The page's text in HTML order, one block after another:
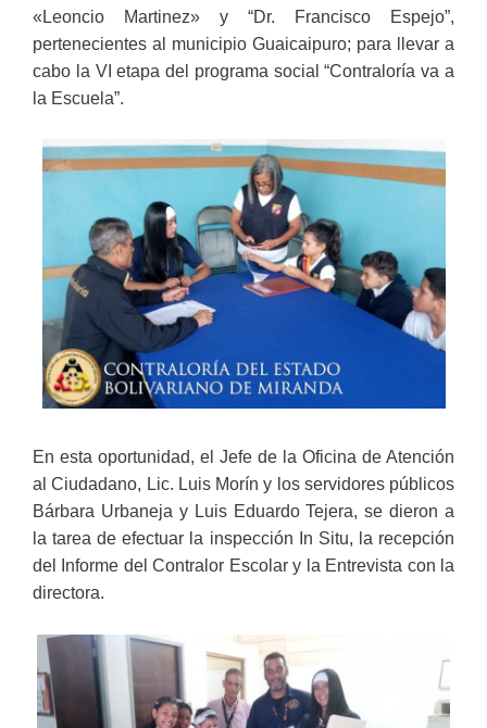
«Leoncio Martinez» y “Dr. Francisco Espejo”,
pertenecientes al municipio Guaicaipuro; para llevar a
cabo la VI etapa del programa social “Contraloría va a
la Escuela”.
En esta oportunidad, el Jefe de la Oficina de Atención
al Ciudadano, Lic. Luis Morín y los servidores públicos
Bárbara Urbaneja y Luis Eduardo Tejera, se dieron a
la tarea de efectuar la inspección In Situ, la recepción
del Informe del Contralor Escolar y la Entrevista con la
directora.